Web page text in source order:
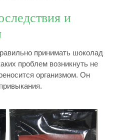
и
принимать шоколад
проблем возникнуть не
организмом. Он